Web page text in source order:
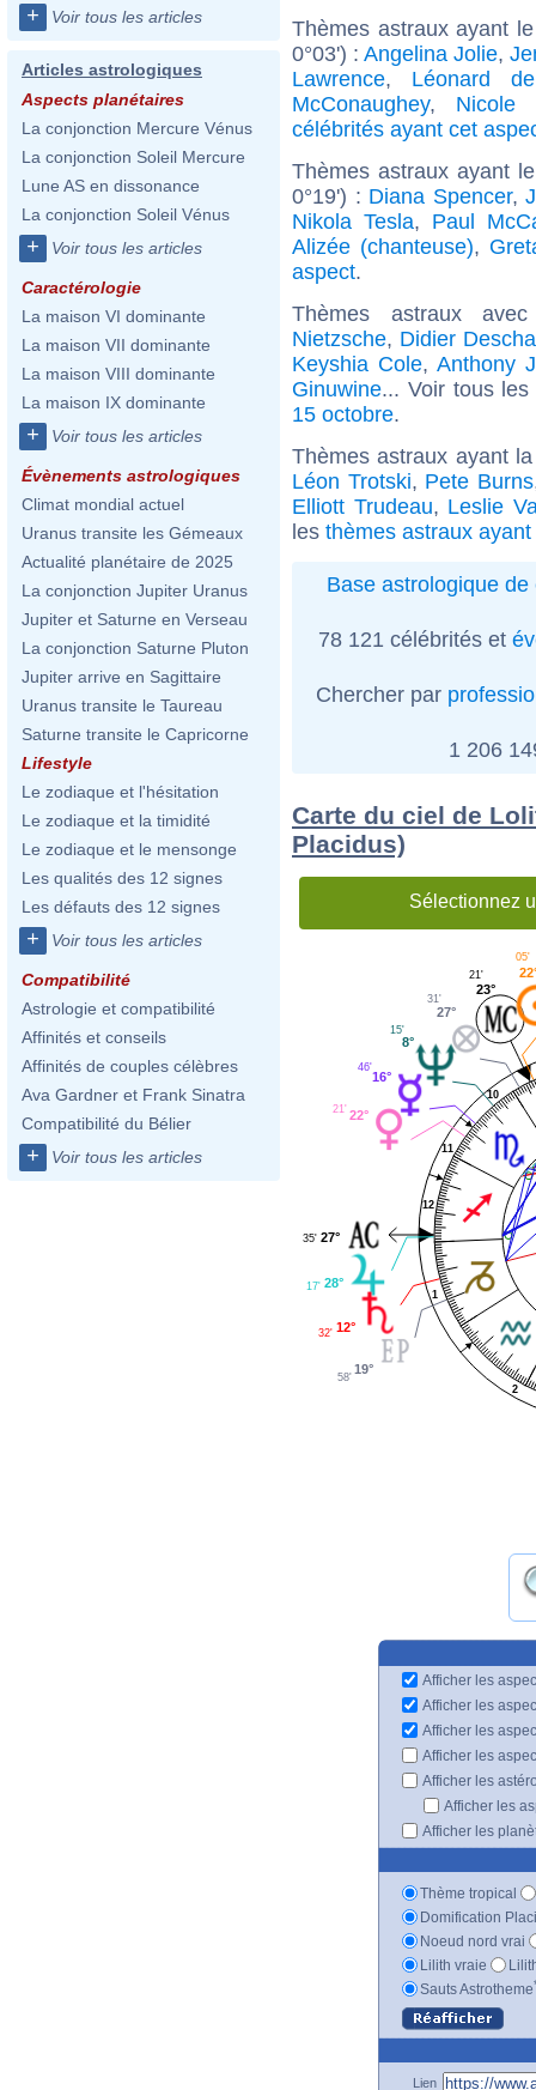
+ Voir tous les articles
Articles astrologiques
Aspects planétaires
La conjonction Mercure Vénus
La conjonction Soleil Mercure
Lune AS en dissonance
La conjonction Soleil Vénus
+ Voir tous les articles
Caractérologie
La maison VI dominante
La maison VII dominante
La maison VIII dominante
La maison IX dominante
+ Voir tous les articles
Évènements astrologiques
Climat mondial actuel
Uranus transite les Gémeaux
Actualité planétaire de 2025
La conjonction Jupiter Uranus
Jupiter et Saturne en Verseau
La conjonction Saturne Pluton
Jupiter arrive en Sagittaire
Uranus transite le Taureau
Saturne transite le Capricorne
Lifestyle
Le zodiaque et l'hésitation
Le zodiaque et la timidité
Le zodiaque et le mensonge
Les qualités des 12 signes
Les défauts des 12 signes
+ Voir tous les articles
Compatibilité
Astrologie et compatibilité
Affinités et conseils
Affinités de couples célèbres
Ava Gardner et Frank Sinatra
Compatibilité du Bélier
+ Voir tous les articles
Thèmes astraux ayant
0°03') : Angelina Jolie,
Lawrence, Léonard
McConaughey, Nicole
célébrités ayant cet
Thèmes astraux ayant
0°19') : Diana Spencer,
Nikola Tesla, Paul
Alizée (chanteuse),
aspect.
Thèmes astraux
Nietzsche, Didier
Keyshia Cole, Anthony
Ginuwine... Voir tous
15 octobre.
Thèmes astraux ayant
Léon Trotski, Pete Burns
Elliott Trudeau, Leslie
les thèmes astraux
Base astrologique de
78 121 célébrités et
Chercher par
1 206
Carte du ciel de
Placidus)
Sélectionnez
1
2
10
11
12
05'
23°
21'
27°
31'
8°
15'
16°
46'
22°
21'
27°
35'
28°
17'
12°
32'
19°
58'
Afficher les
Afficher les
Afficher les
Afficher les
Afficher les
Afficher les
Afficher les
Thème tropical
Domification
Noeud nord vrai
Lilith vraie
Sauts Astrotheme
Lien